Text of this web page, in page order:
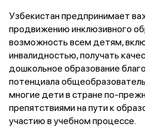
Узбекистан предпринимает
продвижению инклюзивного
возможность всем детям,
инвалидностью, получать
дошкольное образование
потенциала
многие дети в стране по-
препятствиями на пути к
участию в учебном процессе.